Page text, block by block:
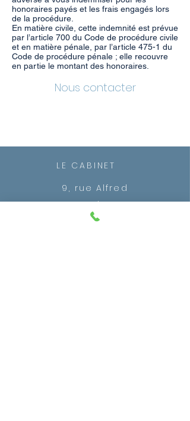
honoraires payés et les frais engagés lors
de la procédure.
En matière civile, cette indemnité est prévue
par l’article 700 du Code de procédure civile
et en matière pénale, par l’article 475-1 du
Code de procédure pénale ; elle recouvre
en partie le montant des honoraires.
Nous contacter
LE CABINET
9, rue Alfred
Mortier
06000 NICE